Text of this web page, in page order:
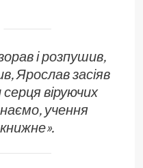
і розпушив,
Ярослав засіяв
віруючих
учення
».